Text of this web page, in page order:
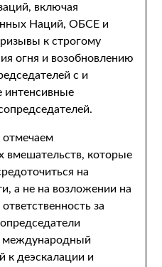
включая
Наций, ОБСЕ и
к строгому
огня и возобновлению
с и
интенсивные
вмешательств, которые
на
а не на возложении на
за
международный
к деэскалации и